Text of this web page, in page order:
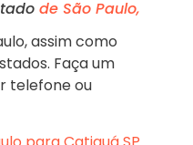
de São Paulo,
assim como
Faça um
telefone ou